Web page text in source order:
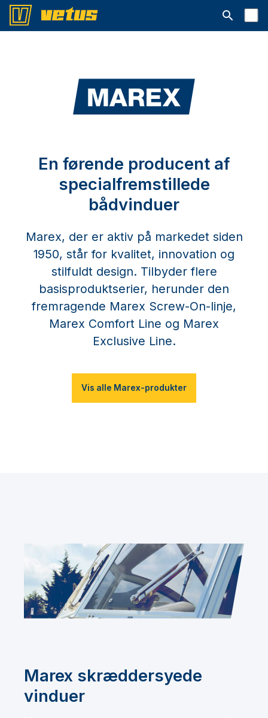
Åbn
En førende producent af
specialfremstillede
bådvinduer
Marex, der er aktiv på markedet siden
1950, står for kvalitet, innovation og
stilfuldt design. Tilbyder flere
basisproduktserier, herunder den
fremragende Marex Screw-On-linje,
Marex Comfort Line og Marex
Exclusive Line.
Vis alle Marex-produkter
Marex skræddersyede
vinduer